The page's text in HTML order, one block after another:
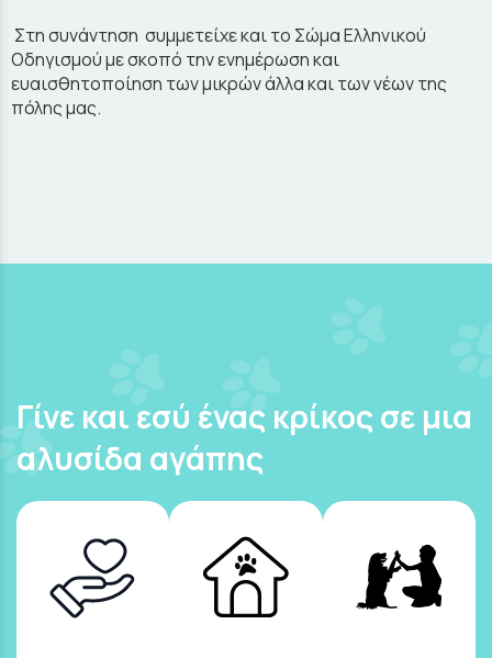
Στη συνάντηση συμμετείχε και το Σώμα Ελληνικού
Οδηγισμού με σκοπό την ενημέρωση και
ευαισθητοποίηση των μικρών άλλα και των νέων της
πόλης μας.
Γίνε και εσύ ένας κρίκος σε μια
αλυσίδα αγάπης